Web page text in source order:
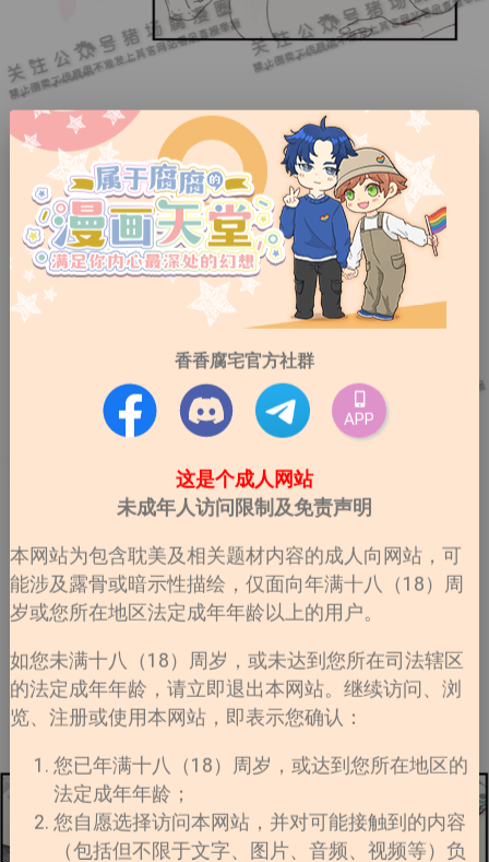
香香腐宅官方社群
APP
这是个成人网站
未成年人访问限制及免责声明
本网站为包含耽美及相关题材内容的成人向网站，可
能涉及露骨或暗示性描绘，仅面向年满十八（18）周
岁或您所在地区法定成年年龄以上的用户。
如您未满十八（18）周岁，或未达到您所在司法辖区
的法定成年年龄，请立即退出本网站。继续访问、浏
览、注册或使用本网站，即表示您确认：
您已年满十八（18）周岁，或达到您所在地区的
法定成年年龄；
您自愿选择访问本网站，并对可能接触到的内容
（包括但不限于文字、图片、音频、视频等）负